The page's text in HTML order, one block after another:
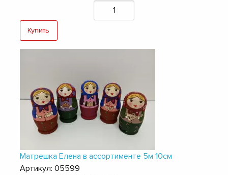
Купить
Матрешка Елена в ассортименте 5м 10см
Артикул: 05599